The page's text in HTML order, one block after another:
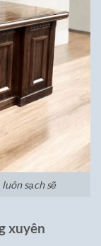
sạch sẽ
xuyên